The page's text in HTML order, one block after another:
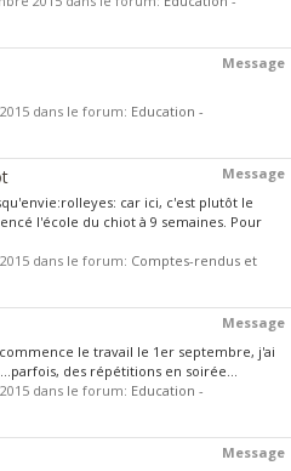
Message
dans le forum: Education -
Message
car ici, c'est plutôt le
l'école du chiot à 9 semaines. Pour
dans le forum: Comptes-rendus et
Message
le travail le 1er septembre, j'ai
des répétitions en soirée...
dans le forum: Education -
Message